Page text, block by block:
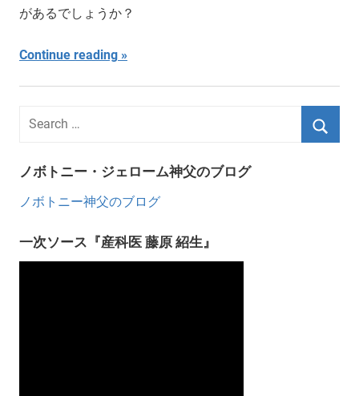
があるでしょうか？
Continue reading
ノボトニー・ジェローム神父のブログ
ノボトニー神父のブログ
一次ソース『産科医 藤原 紹生』